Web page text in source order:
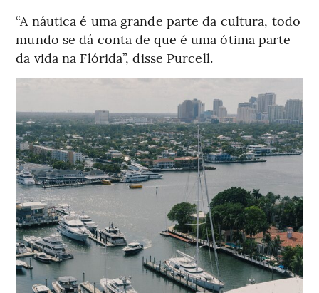
“A náutica é uma grande parte da cultura, todo
mundo se dá conta de que é uma ótima parte
da vida na Flórida”, disse Purcell.